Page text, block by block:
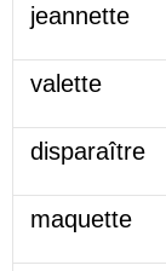
jeannette
valette
disparaître
maquette